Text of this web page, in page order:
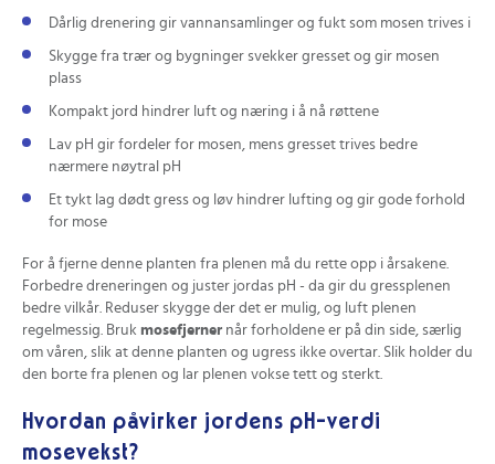
Dårlig drenering gir vannansamlinger og fukt som mosen trives i
Skygge fra trær og bygninger svekker gresset og gir mosen
plass
Kompakt jord hindrer luft og næring i å nå røttene
Lav pH gir fordeler for mosen, mens gresset trives bedre
nærmere nøytral pH
Et tykt lag dødt gress og løv hindrer lufting og gir gode forhold
for mose
For å fjerne denne planten fra plenen må du rette opp i årsakene.
Forbedre dreneringen og juster jordas pH - da gir du gressplenen
bedre vilkår. Reduser skygge der det er mulig, og luft plenen
regelmessig. Bruk mosefjerner når forholdene er på din side, særlig
om våren, slik at denne planten og ugress ikke overtar. Slik holder du
den borte fra plenen og lar plenen vokse tett og sterkt.
Hvordan påvirker jordens pH-verdi
mosevekst?